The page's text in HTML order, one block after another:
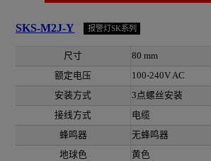
SKS-M2J-Y 报警灯SK系列
尺寸
80 mm
额定电压
100-240V AC
安装方式
3点螺丝安装
接线方式
电缆
蜂鸣器
无蜂鸣器
地球色
黄色